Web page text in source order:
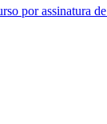
por assinatura